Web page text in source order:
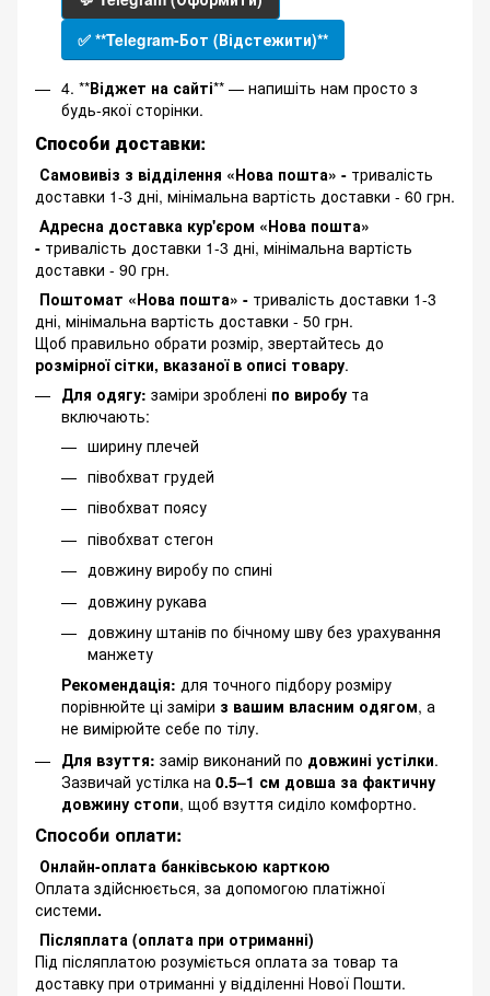
✅ **Telegram-Бот (Відстежити)**
4. **Віджет на сайті** — напишіть нам просто з
будь-якої сторінки.
Способи доставки:
Самовивіз з відділення «Нова пошта» - тривалість
доставки 1-3 дні, мінімальна вартість доставки - 60 грн.
Адресна доставка кур'єром «Нова пошта»
- тривалість доставки 1-3 дні, мінімальна вартість
доставки - 90 грн.
Поштомат «Нова пошта» - тривалість доставки 1-3
дні, мінімальна вартість доставки - 50 грн.
Щоб правильно обрати розмір, звертайтесь до
розмірної сітки, вказаної в описі товару.
Для одягу: заміри зроблені по виробу та
включають:
ширину плечей
півобхват грудей
півобхват поясу
півобхват стегон
довжину виробу по спині
довжину рукава
довжину штанів по бічному шву без урахування
манжету
Рекомендація: для точного підбору розміру
порівнюйте ці заміри з вашим власним одягом, а
не вимірюйте себе по тілу.
Для взуття: замір виконаний по довжині устілки.
Зазвичай устілка на 0.5–1 см довша за фактичну
довжину стопи, щоб взуття сиділо комфортно.
Способи оплати:
Онлайн-оплата банківською карткою
Оплата здійснюється, за допомогою платіжної
системи.
Післяплата (оплата при отриманні)
Під післяплатою розуміється оплата за товар та
доставку при отриманні у відділенні Нової Пошти.